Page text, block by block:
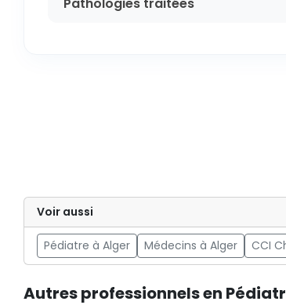
Voir aussi
Pédiatre à Alger Médecins à Alger CCI
Autres professionnels en